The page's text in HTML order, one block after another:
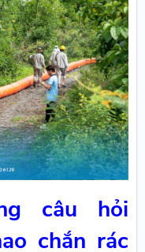
câu hỏi
chắn rác